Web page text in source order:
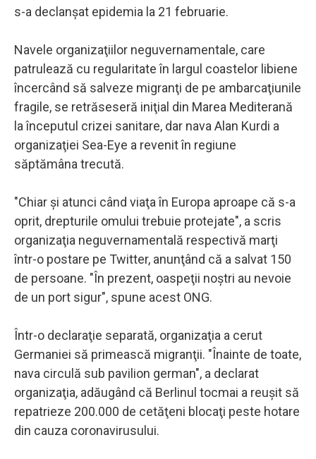
s-a declanşat epidemia la 21 februarie.
Navele organizaţiilor neguvernamentale, care
patrulează cu regularitate în largul coastelor libiene
încercând să salveze migranţi de pe ambarcaţiunile
fragile, se retrăseseră iniţial din Marea Mediterană
la începutul crizei sanitare, dar nava Alan Kurdi a
organizaţiei Sea-Eye a revenit în regiune
săptămâna trecută.
"Chiar şi atunci când viaţa în Europa aproape că s-a
oprit, drepturile omului trebuie protejate", a scris
organizaţia neguvernamentală respectivă marţi
într-o postare pe Twitter, anunţând că a salvat 150
de persoane. "În prezent, oaspeţii noştri au nevoie
de un port sigur", spune acest ONG.
Într-o declaraţie separată, organizaţia a cerut
Germaniei să primească migranţii. "Înainte de toate,
nava circulă sub pavilion german", a declarat
organizaţia, adăugând că Berlinul tocmai a reuşit să
repatrieze 200.000 de cetăţeni blocaţi peste hotare
din cauza coronavirusului.